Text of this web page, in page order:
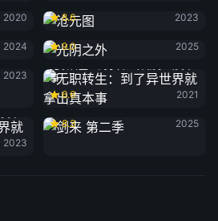
2020
8.6
2023
2024
光阴之外
9.0
2025
2023
事
6.6
2021
2023
剑来 第二季
8.3
2025